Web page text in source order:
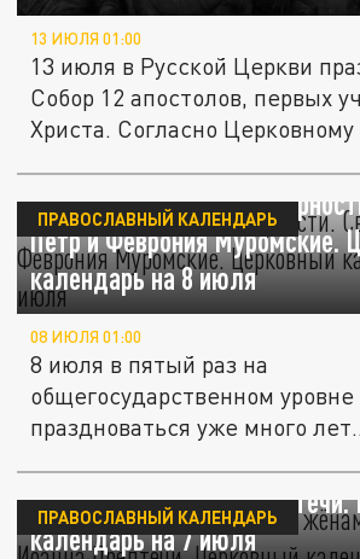
13 ИЮЛЯ 01:00
13 июля в Русской Церкви
Собор 12 апостолов, первых
Христа. Согласно Церковному
"День семьи, любви и
Пётр и Феврония Муромские.
календарь на 8 июля
ПРАВОСЛАВНЫЙ КАЛЕНДАРЬ
08 ИЮЛЯ 01:00
8 июля в пятый раз на
общегосударственном уровне
праздноваться уже много лет
"Величайший из рождённых
Рождество Иоанна Предтечи.
календарь на 7 июля
ПРАВОСЛАВНЫЙ КАЛЕНДАРЬ